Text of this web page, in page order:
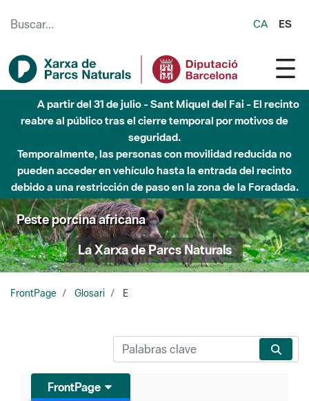
CA ES
A partir del 31 de julio - Sant Miquel del Fai - El recinto
reabre al público tras el cierre temporal por motivos de
seguridad.
Temporalmente, las personas con movilidad reducida no
pueden acceder en vehículo hasta la entrada del recinto
debido a una restricción de paso en la zona de la Foradada.
Peste porcina africana
La Xarxa de Parcs Naturals
FrontPage Glosari E
FrontPage